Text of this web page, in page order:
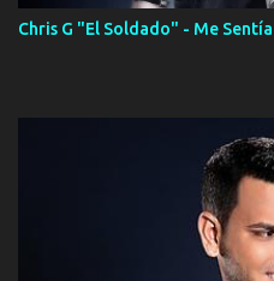
Chris G "El Soldado" - Me